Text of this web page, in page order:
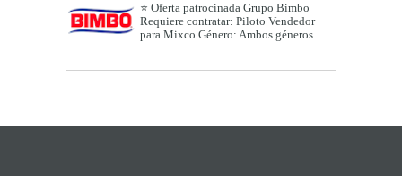
⭐ Oferta patrocinada Grupo Bimbo
Requiere contratar: Piloto Vendedor
para Mixco Género: Ambos géneros